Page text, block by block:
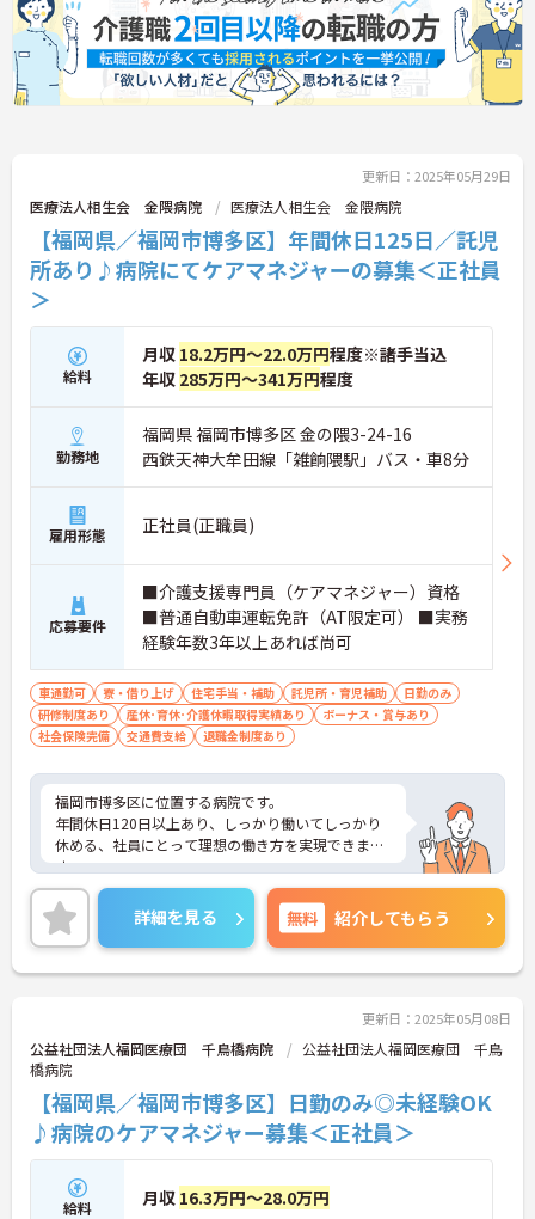
更新日：2025年05月29日
医療法人相生会 金隈病院 医療法人相生会 金隈病院
【福岡県／福岡市博多区】年間休日125日／託児
所あり♪病院にてケアマネジャーの募集＜正社員
＞
給料
月収 18.2万円～22.0万円程度※諸手当込
年収 285万円～341万円程度
勤務地
福岡県 福岡市博多区 金の隈3-24-16
西鉄天神大牟田線「雑餉隈駅」バス・車8分
雇用形態 正社員(正職員)
応募要件
■介護支援専門員（ケアマネジャー）資格
■普通自動車運転免許（AT限定可） ■実務
経験年数3年以上あれば尚可
車通勤可 寮・借り上げ 住宅手当・補助 託児所・育児補助
日勤のみ
研修制度あり
産休･育休･介護休暇取得実績あり
ボーナス・賞与あり
社会保険完備
交通費支給 退職金制度あり
福岡市博多区に位置する病院です。
年間休日120日以上あり、しっかり働いてしっかり
休める、社員にとって理想の働き方を実現できま
す。
院内託児所があり、お子さんのいらっしゃる方でも
安心して働けます。
ご興味をお持ちの方はお気軽にお問い合わせくださ
い。
詳細を見る 無料 紹介してもらう
更新日：2025年05月08日
公益社団法人福岡医療団 千鳥橋病院
公益社団法人福岡医療団 千鳥
橋病院
【福岡県／福岡市博多区】日勤のみ◎未経験OK
♪病院のケアマネジャー募集＜正社員＞
給料 月収 16.3万円～28.0万円